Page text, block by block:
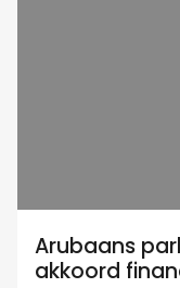
Arubaans
akkoord